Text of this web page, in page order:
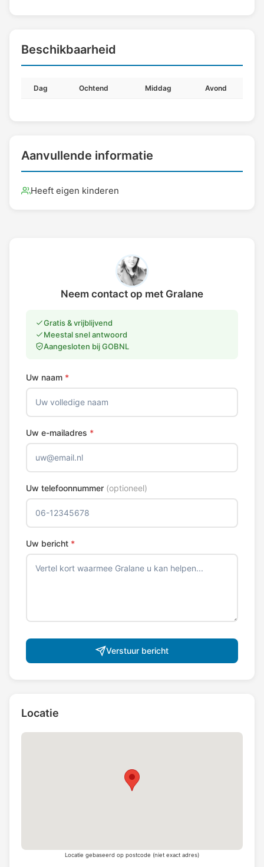
Beschikbaarheid
Dag Ochtend Middag Avond
Aanvullende informatie
Heeft eigen kinderen
Neem contact op met Gralane
Gratis & vrijblijvend
Meestal snel antwoord
Aangesloten bij GOBNL
Uw naam *
Uw e-mailadres *
Uw telefoonnummer (optioneel)
Uw bericht *
Verstuur bericht
Locatie
Locatie gebaseerd op postcode (niet exact adres)